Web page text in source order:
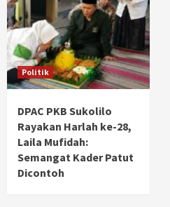
Politik
DPAC PKB Sukolilo
Rayakan Harlah ke-28,
Laila Mufidah:
Semangat Kader Patut
Dicontoh